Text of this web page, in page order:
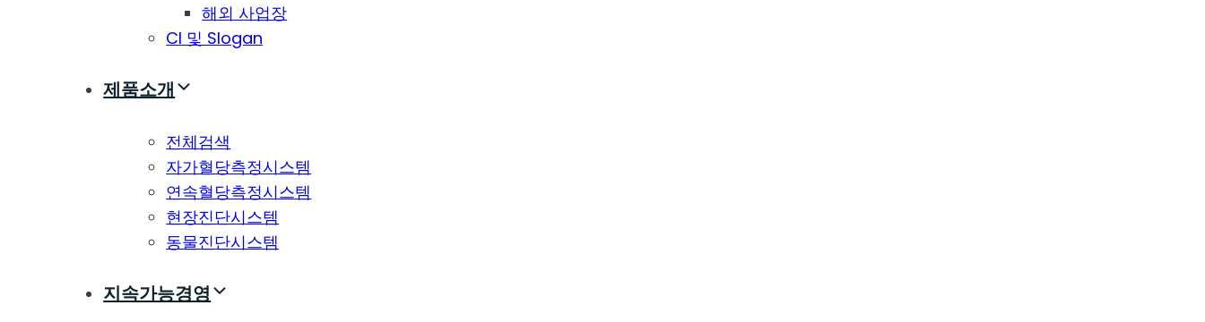
해외 사업장
CI 및 Slogan
제품소개
전체검색
자가혈당측정시스템
연속혈당측정시스템
현장진단시스템
동물진단시스템
지속가능경영